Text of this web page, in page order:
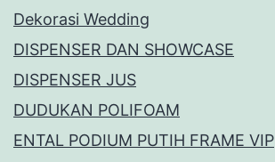
Dekorasi Wedding
DISPENSER DAN SHOWCASE
DISPENSER JUS
DUDUKAN POLIFOAM
ENTAL PODIUM PUTIH FRAME VIP